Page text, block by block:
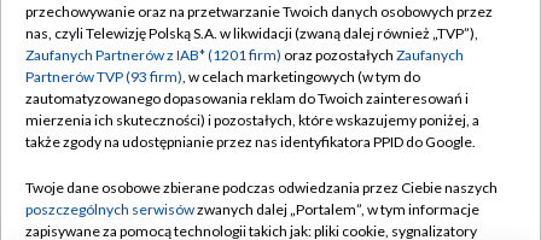
Abonament TVP
Emisja w TVP
Centrum informacji TVP
Naziemna Telewizja Cyfrowa
Rada Programowa
Regulamin TVP
Polityka prywatności
Moje zgody
Pomoc
Kontakt
przechowywanie oraz na przetwarzanie Twoich danych osobowych przez
nas, czyli Telewizję Polską S.A. w likwidacji (zwaną dalej również „TVP”),
Zaufanych Partnerów z IAB* (1201 firm) oraz pozostałych Zaufanych
Partnerów TVP (93 firm), w celach marketingowych (w tym do
zautomatyzowanego dopasowania reklam do Twoich zainteresowań i
mierzenia ich skuteczności) i pozostałych, które wskazujemy poniżej, a
także zgody na udostępnianie przez nas identyfikatora PPID do Google.
Twoje dane osobowe zbierane podczas odwiedzania przez Ciebie naszych
poszczególnych serwisówzwanych dalej „Portalem”, w tym informacje
zapisywane za pomocą technologii takich jak: pliki cookie, sygnalizatory